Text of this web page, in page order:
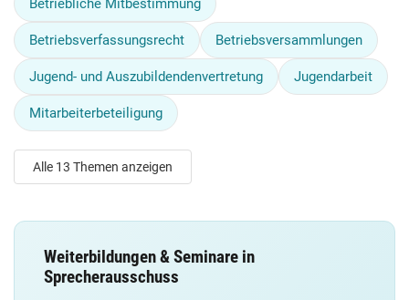
Betriebliche Mitbestimmung
Betriebsverfassungsrecht Betriebsversammlungen
Jugend- und Auszubildendenvertretung Jugendarbeit
Mitarbeiterbeteiligung
Alle 13 Themen anzeigen
Weiterbildungen & Seminare in
Sprecherausschuss